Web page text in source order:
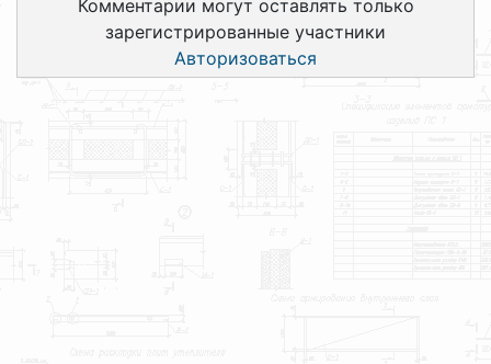
Комментарии могут оставлять только
зарегистрированные участники
Авторизоваться